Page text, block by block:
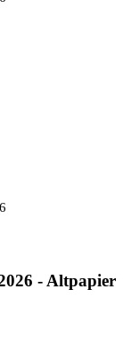
- Altpapier